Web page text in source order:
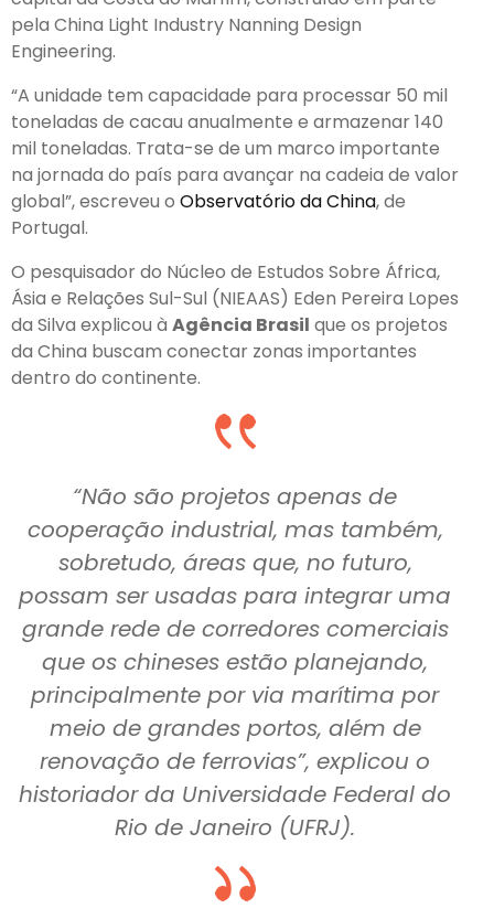
pela China Light Industry Nanning Design
Engineering.
“A unidade tem capacidade para processar 50 mil
toneladas de cacau anualmente e armazenar 140
mil toneladas. Trata-se de um marco importante
na jornada do país para avançar na cadeia de valor
global”, escreveu o Observatório da China, de
Portugal.
O pesquisador do Núcleo de Estudos Sobre África,
Ásia e Relações Sul-Sul (NIEAAS) Eden Pereira Lopes
da Silva explicou à Agência Brasil que os projetos
da China buscam conectar zonas importantes
dentro do continente.
“Não são projetos apenas de
cooperação industrial, mas também,
sobretudo, áreas que, no futuro,
possam ser usadas para integrar uma
grande rede de corredores comerciais
que os chineses estão planejando,
principalmente por via marítima por
meio de grandes portos, além de
renovação de ferrovias”, explicou o
historiador da Universidade Federal do
Rio de Janeiro (UFRJ).